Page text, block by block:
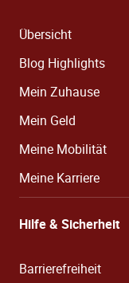
Übersicht
Blog Highlights
Mein Zuhause
Mein Geld
Meine Mobilität
Meine Karriere
Hilfe & Sicherheit
Barrierefreiheit